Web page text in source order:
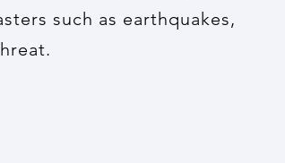
such as earthquakes,